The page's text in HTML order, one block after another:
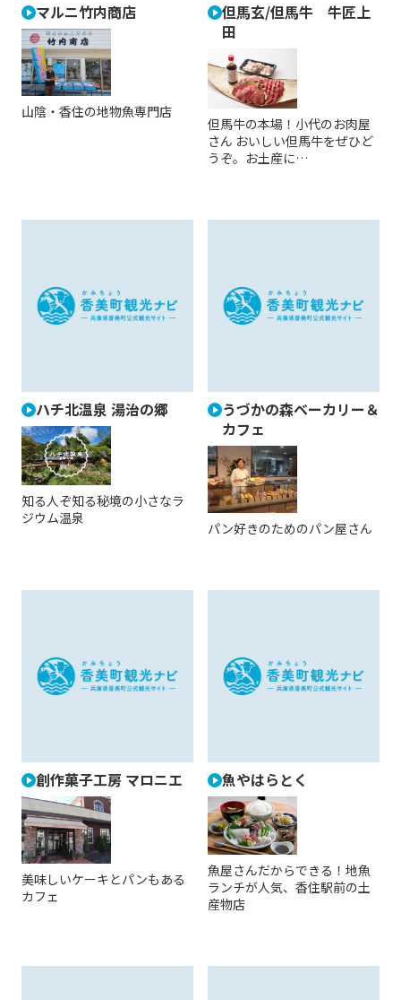
マルニ竹内商店
山陰・香住の地物魚専門店
但馬玄/但馬牛 牛匠上
田
但馬牛の本場！小代のお肉屋
さん おいしい但馬牛をぜひど
うぞ。お土産に…
ハチ北温泉 湯治の郷
知る人ぞ知る秘境の小さなラ
ジウム温泉
うづかの森ベーカリー＆
カフェ
パン好きのためのパン屋さん
創作菓子工房 マロニエ
美味しいケーキとパンもある
カフェ
魚やはらとく
魚屋さんだからできる！地魚
ランチが人気、香住駅前の土
産物店